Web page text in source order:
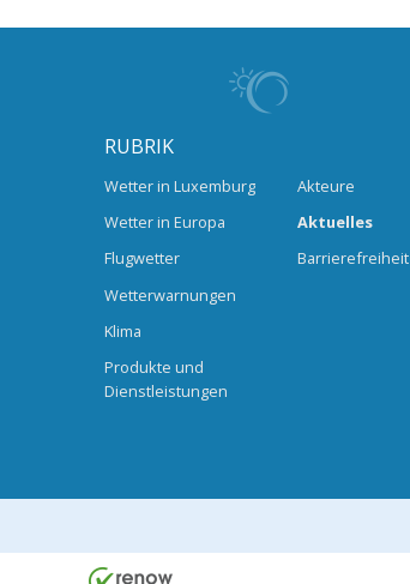
RUBRIK
Wetter in Luxemburg
Wetter in Europa
Flugwetter
Wetterwarnungen
Klima
Produkte und
Dienstleistungen
Akteure
Aktuelles
Barrierefreiheit